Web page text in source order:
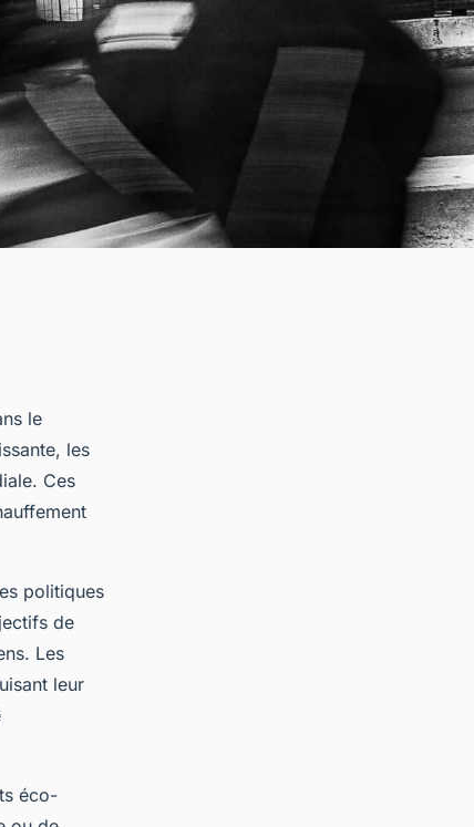
le
les
Ces
politiques
de
Les
leur
éco-